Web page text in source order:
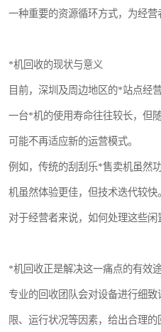
一种重要的资源循环方式，为经营
*机回收的现状与意义
目前，深圳及周边地区的*站点经
一台*机的使用寿命往往较长，但
可能不再适应新的运营模式。
例如，传统的刮刮乐*售卖机虽然
机虽然体验更佳，但技术迭代较快。
对于经营者来说，如何处理这些闲
*机回收正是解决这一痛点的有效途
专业的回收团队会对设备进行细
限、运行状况等因素，给出合理的